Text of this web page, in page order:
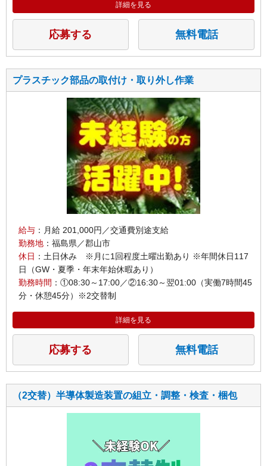
詳細を見る
応募する 無料電話
プラスチック部品の取付け・取り外し作業
給与 ：月給 201,000円／交通費別途支給
勤務地 ：福島県／郡山市
休日 ：土日休み ※月に1回程度土曜出勤あり ※年間休日117
日（GW・夏季・年末年始休暇あり）
勤務時間 ：①08:30～17:00／②16:30～翌01:00（実働7時間45
分・休憩45分）※2交替制
詳細を見る
応募する 無料電話
（2交替）半導体製造装置の組立・調整・検査・梱包